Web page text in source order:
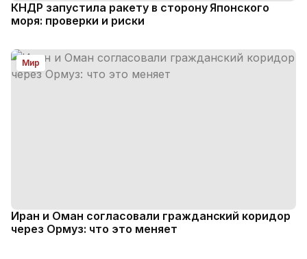
КНДР запустила ракету в сторону Японского
моря: проверки и риски
Мир
Иран и Оман согласовали гражданский коридор
через Ормуз: что это меняет